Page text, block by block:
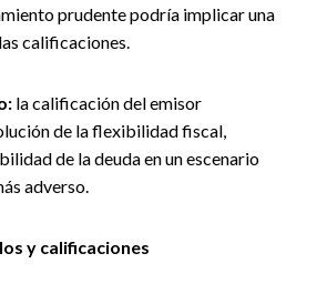
prudente podría implicar una
calificaciones.
la calificación del emisor
de la flexibilidad fiscal,
de la deuda en un escenario
adverso.
y calificaciones